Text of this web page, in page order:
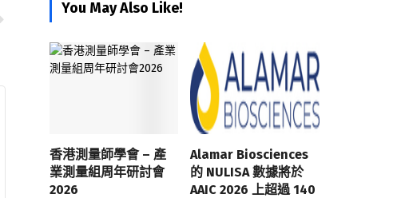
You May Also Like!
香港測量師學會 – 產
業測量組周年研討會
2026
Alamar Biosciences
的 NULISA 數據將於
AAIC 2026 上超過 140